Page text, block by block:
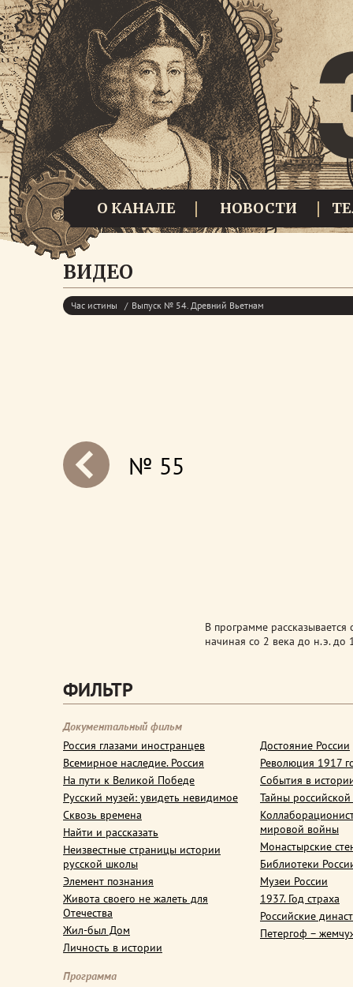
О КАНАЛЕ НОВОСТИ
ВИДЕО
Час истины Выпуск № 54. Древний Вьетнам
№ 55
В программе
начиная со 2 века до н.э. до
ФИЛЬТР
Документальный фильм
Россия глазами иностранцев
Всемирное наследие. Россия
На пути к Великой Победе
Русский музей: увидеть невидимое
Сквозь времена
Найти и рассказать
Неизвестные страницы истории
русской школы
Элемент познания
Живота своего не жалеть для
Отечества
Жил-был Дом
Личность в истории
Достояние России
Революция 1917
События в
Тайны
мировой войны
Монастырские
Библиотеки
Музеи России
1937. Год страха
Российские
Петергоф –
Программа